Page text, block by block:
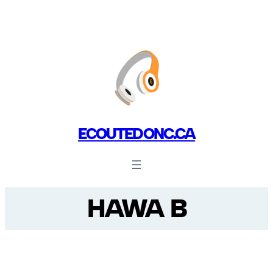
ECOUTEDONC.CA
HAWA B